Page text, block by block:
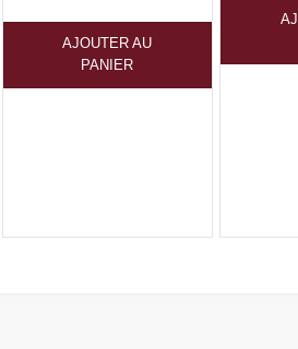
AJOUTER AU
PANIER